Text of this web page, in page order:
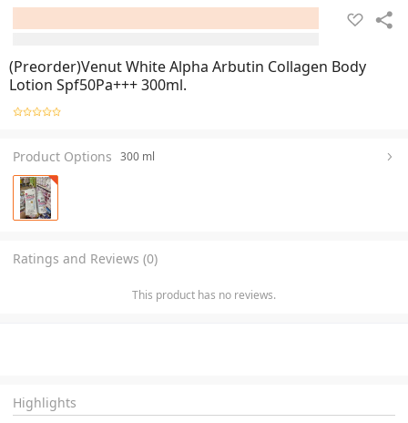
(Preorder)Venut White Alpha Arbutin Collagen Body
Lotion Spf50Pa+++ 300ml.
Product Options 300 ml
Ratings and Reviews (0)
This product has no reviews.
Highlights